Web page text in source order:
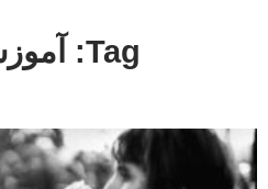
Tag: آموزش‌ زنان